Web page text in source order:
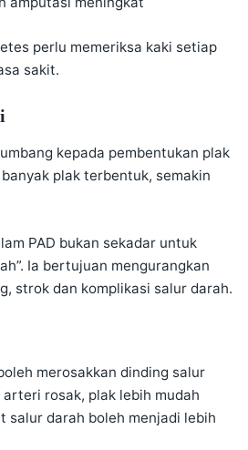
perlu memeriksa kaki setiap
sakit.
kepada pembentukan plak
plak terbentuk, semakin
PAD bukan sekadar untuk
Ia bertujuan mengurangkan
strok dan komplikasi salur darah.
merosakkan dinding salur
rosak, plak lebih mudah
salur darah boleh menjadi lebih